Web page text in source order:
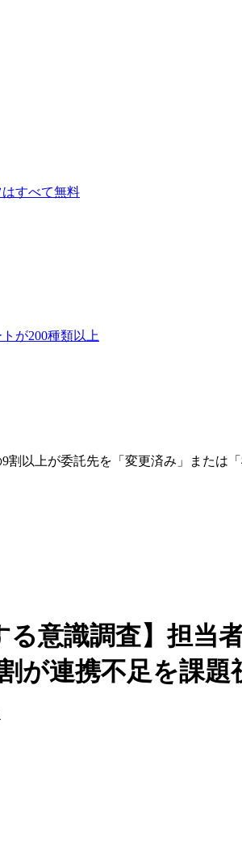
すべて無料
が200種類以上
割以上が委託先を「変更済み」または
る意識調査】担
が連携不足を課題